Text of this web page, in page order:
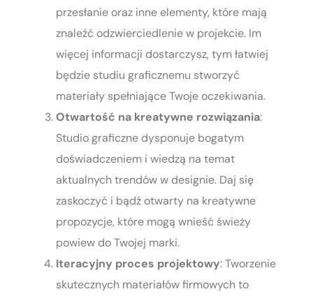
przesłanie oraz inne elementy, które mają
znaleźć odzwierciedlenie w projekcie. Im
więcej informacji dostarczysz, tym łatwiej
będzie studiu graficznemu stworzyć
materiały spełniające Twoje oczekiwania.
Otwartość na kreatywne rozwiązania:
Studio graficzne dysponuje bogatym
doświadczeniem i wiedzą na temat
aktualnych trendów w designie. Daj się
zaskoczyć i bądź otwarty na kreatywne
propozycje, które mogą wnieść świeży
powiew do Twojej marki.
Iteracyjny proces projektowy: Tworzenie
skutecznych materiałów firmowych to